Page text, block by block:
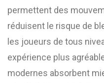
permettent des
réduisent le risque de
les joueurs de tous
expérience plus
modernes absorbent